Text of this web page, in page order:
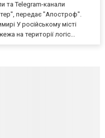
та Telegram-канали
передає "Апостроф".
У російському місті
на території логіс...